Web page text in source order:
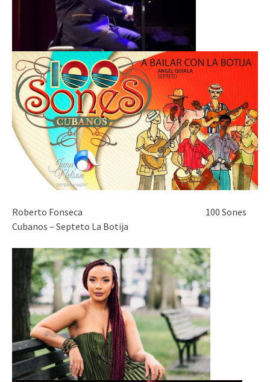
Roberto Fonseca 100 Sones
Cubanos – Septeto La Botija